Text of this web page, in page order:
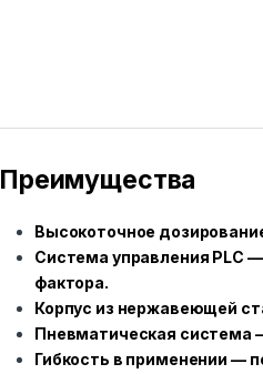
Преимущества
Высокоточное
Система управления PLC
фактора.
Корпус из нержавеющей
Пневматическая система
Гибкость в применении —